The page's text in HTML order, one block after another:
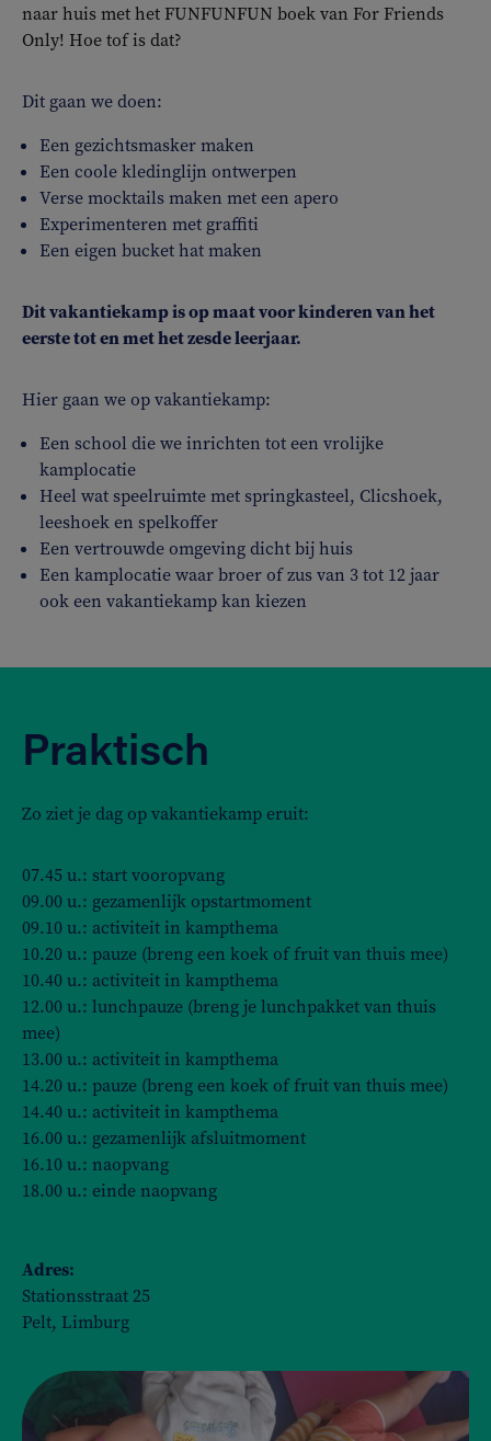
naar huis met het FUNFUNFUN boek van For Friends
Only! Hoe tof is dat?
Dit gaan we doen:
Een gezichtsmasker maken
Een coole kledinglijn ontwerpen
Verse mocktails maken met een apero
Experimenteren met graffiti
Een eigen bucket hat maken
Dit vakantiekamp is op maat voor kinderen van het
eerste tot en met het zesde leerjaar.
Hier gaan we op vakantiekamp:
Een school die we inrichten tot een vrolijke
kamplocatie
Heel wat speelruimte met springkasteel, Clicshoek,
leeshoek en spelkoffer
Een vertrouwde omgeving dicht bij huis
Een kamplocatie waar broer of zus van 3 tot 12 jaar
ook een vakantiekamp kan kiezen
Praktisch
Zo ziet je dag op vakantiekamp eruit:
07.45 u.: start vooropvang
09.00 u.: gezamenlijk opstartmoment
09.10 u.: activiteit in kampthema
10.20 u.: pauze (breng een koek of fruit van thuis mee)
10.40 u.: activiteit in kampthema
12.00 u.: lunchpauze (breng je lunchpakket van thuis
mee)
13.00 u.: activiteit in kampthema
14.20 u.: pauze (breng een koek of fruit van thuis mee)
14.40 u.: activiteit in kampthema
16.00 u.: gezamenlijk afsluitmoment
16.10 u.: naopvang
18.00 u.: einde naopvang
Adres:
Stationsstraat 25
Pelt, Limburg